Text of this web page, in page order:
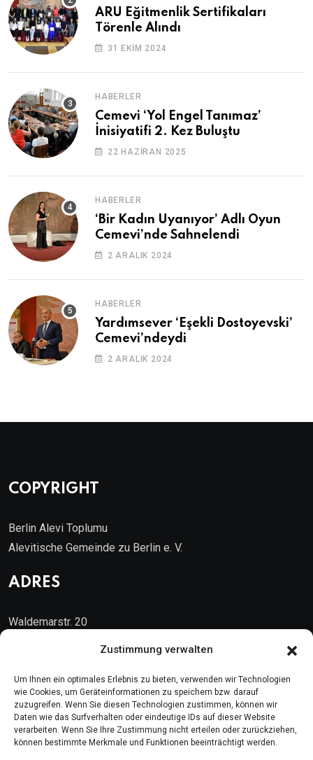
Zustimmung verwalten
Um Ihnen ein optimales Erlebnis zu bieten, verwenden wir Technologien
wie Cookies, um Geräteinformationen zu speichern bzw. darauf
zuzugreifen. Wenn Sie diesen Technologien zustimmen, können wir
Daten wie das Surfverhalten oder eindeutige IDs auf dieser Website
verarbeiten. Wenn Sie Ihre Zustimmung nicht erteilen oder zurückziehen,
können bestimmte Merkmale und Funktionen beeinträchtigt werden.
ARU Eğitmenlik Sertifikaları
Törenle Alındı
31 EKIM 2024
HABERLER
Cemevi ‘Yol Engel Tanımaz’
İnisiyatifi 2. Kez Buluştu
22 HAZIRAN 2025
HABERLER
‘Bir Kadın Uyanıyor’ Adlı Oyun
Cemevi’nde Sahnelendi
2 ARALIK 2024
HABERLER
Yardımsever ‘Eşekli Dostoyevski’
Cemevi’ndeydi
2 ARALIK 2024
COPYRIGHT
Berlin Alevi Toplumu
Alevitische Gemeinde zu Berlin e. V.
ADRES
Waldemarstr. 20
Kontakt
Telefon: (030) 616 58 700
Faks : (030) 616 58 395